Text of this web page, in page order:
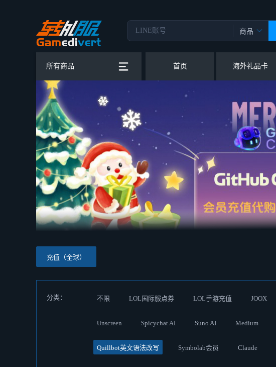
商品
所有商品 首页 海外礼品卡
充值（全球）
分类： 不限 LOL国际服点券 LOL手游充值 JOOX
Unscreen Spicychat AI Suno AI Medium
Quillbot英文语法改写 Symbolab会员 Claude